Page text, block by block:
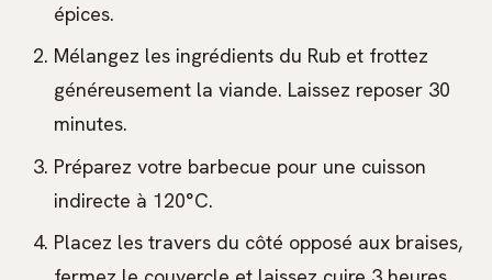
épices.
Mélangez les ingrédients du Rub et frottez
généreusement la viande. Laissez reposer 30
minutes.
Préparez votre barbecue pour une cuisson
indirecte à 120°C.
Placez les travers du côté opposé aux braises,